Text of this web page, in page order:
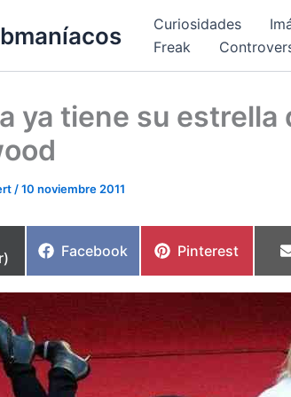
Curiosidades
Freak
ya tiene su estrella
/10 noviembre 2011
Compartir
Facebook
Compartir
Pinterest